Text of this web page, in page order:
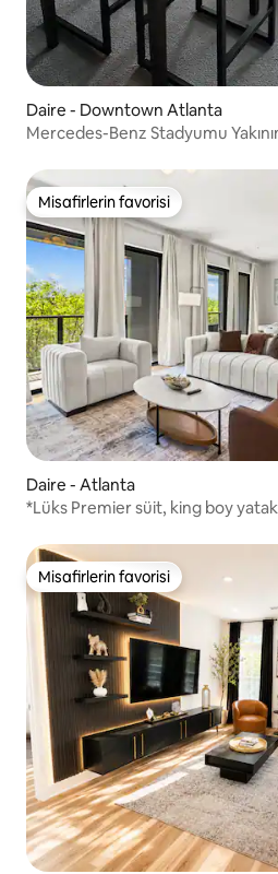
Daire - Downtown Atlanta
Mercedes-Benz Stadyumu
Misafirlerin favorisi
Misafirlerin favorisi
Daire - Atlanta
*Lüks Premier süit, king boy
Misafirlerin favorisi
Misafirlerin favorisi